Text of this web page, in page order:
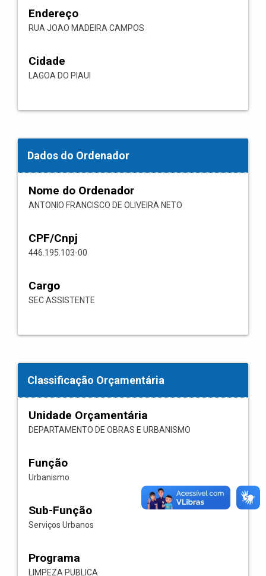
Endereço
RUA JOAO MADEIRA CAMPOS
Cidade
LAGOA DO PIAUI
Dados do Ordenador
Nome do Ordenador
ANTONIO FRANCISCO DE OLIVEIRA NETO
CPF/Cnpj
446.195.103-00
Cargo
SEC ASSISTENTE
Classificação Orçamentária
Unidade Orçamentária
DEPARTAMENTO DE OBRAS E URBANISMO
Função
Urbanismo
Sub-Função
Serviços Urbanos
Programa
LIMPEZA PUBLICA